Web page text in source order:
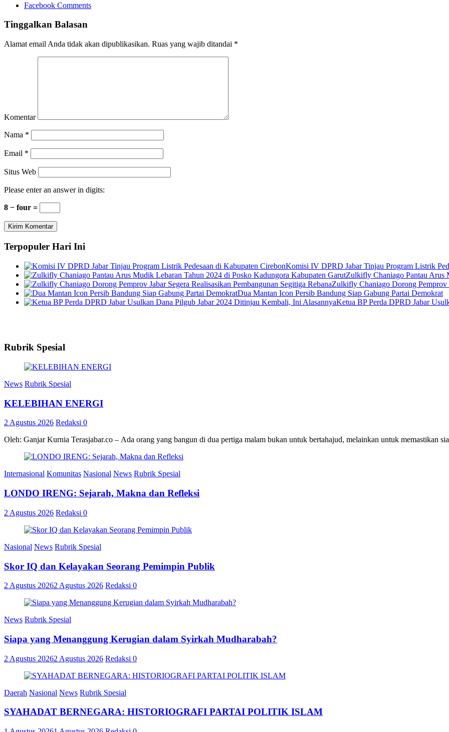
Facebook Comments
Tinggalkan Balasan
Alamat email Anda tidak akan dipublikasikan. Ruas yang wajib ditandai *
Komentar
Nama *
Email *
Situs Web
Please enter an answer in digits:
8 − four =
Terpopuler Hari Ini
Komisi IV DPRD Jabar Tinjau Program Listrik
Zulkifly Chaniago Pantau
Zulkifly Chaniago Dorong Pemprov
Dua Mantan Icon Persib Bandung Siap Gabung Partai Demokrat
Ketua BP Perda DPRD Jabar
Rubrik Spesial
News Rubrik Spesial
KELEBIHAN ENERGI
2 Agustus 2026 Redaksi 0
Oleh: Ganjar Kurnia Terasjabar.co – Ada orang yang bangun di dua pertiga malam bukan untuk bertahajud, melainkan untuk memastikan
Internasional Komunitas Nasional News Rubrik Spesial
LONDO IRENG: Sejarah, Makna dan Refleksi
2 Agustus 2026 Redaksi 0
Nasional News Rubrik Spesial
Skor IQ dan Kelayakan Seorang Pemimpin Publik
2 Agustus 20262 Agustus 2026 Redaksi 0
News Rubrik Spesial
Siapa yang Menanggung Kerugian dalam Syirkah Mudharabah?
2 Agustus 20262 Agustus 2026 Redaksi 0
Daerah Nasional News Rubrik Spesial
SYAHADAT BERNEGARA: HISTORIOGRAFI PARTAI POLITIK ISLAM